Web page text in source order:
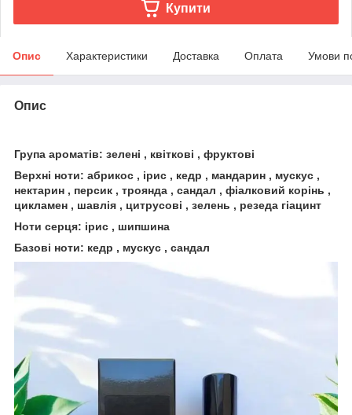
Купити
Опис Характеристики Доставка Оплата Умови
Опис
Група ароматів: зелені , квіткові , фруктові
Верхні ноти: абрикос , ірис , кедр , мандарин , мускус ,
нектарин , персик , троянда , сандал , фіалковий корінь ,
цикламен , шавлія , цитрусові , зелень , резеда гіацинт
Ноти серця: ірис , шипшина
Базові ноти: кедр , мускус , сандал